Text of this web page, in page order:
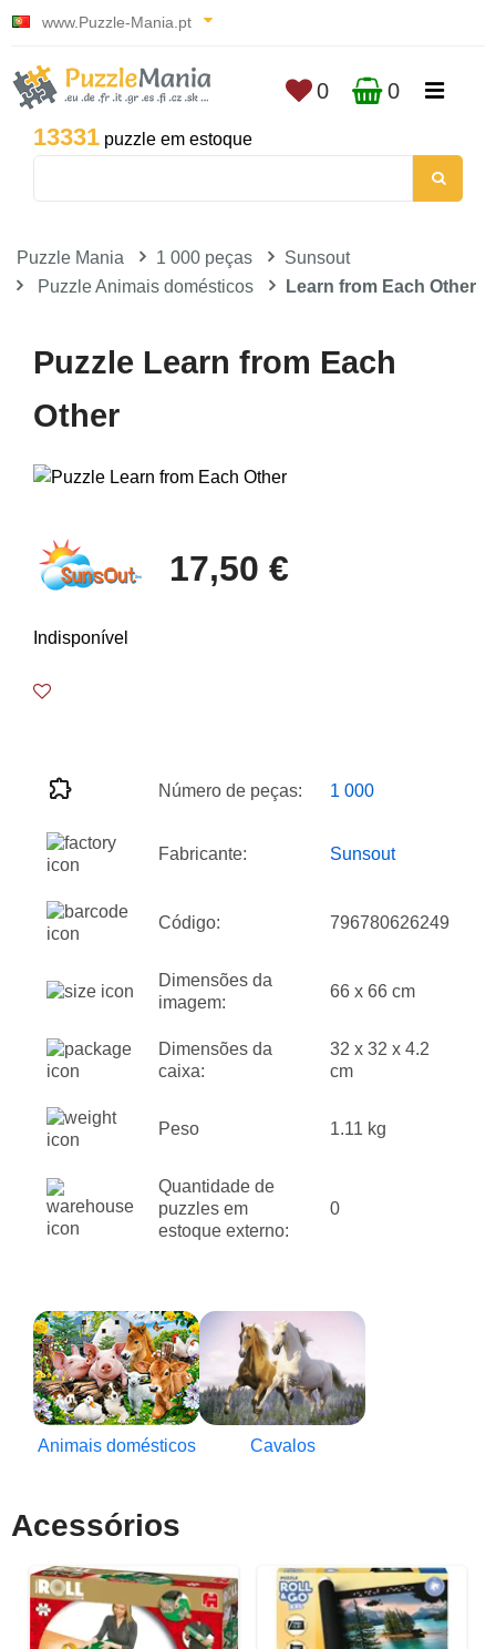
www.Puzzle-Mania.pt
13331 puzzle em estoque
0 0
Puzzle Mania 1 000 peças
Sunsout
Puzzle Animais domésticos
Learn from Each Other
Puzzle Learn from Each
Other
17,50 €
Indisponível
Número de peças: 1 000
Fabricante: Sunsout
Código: 796780626249
Dimensões da
imagem:
66 x 66 cm
Dimensões da
caixa:
32 x 32 x 4.2
cm
Peso 1.11 kg
Quantidade de
puzzles em
estoque externo:
0
Animais domésticos Cavalos
Acessórios